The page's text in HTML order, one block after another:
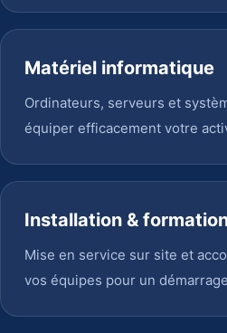
Matériel informatique
Ordinateurs, serveurs et
équiper efficacement votre
Installation &
Mise en service sur site et
vos équipes pour un